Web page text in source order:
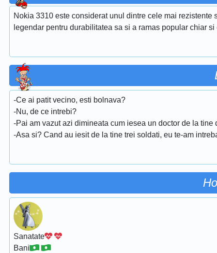
Nokia 3310 este considerat unul dintre cele mai
legendar pentru durabilitatea sa si a ramas popular chiar
-Ce ai patit vecino, esti bolnava?
-Nu, de ce intrebi?
-Pai am vazut azi dimineata cum iesea un doctor de la tine
-Asa si? Cand au iesit de la tine trei soldati, eu te-am
Sanatate
Bani